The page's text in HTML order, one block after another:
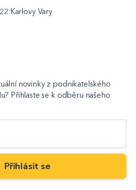
Karlovy Vary
novinky z podnikatelského
Přihlaste se k odběru našeho